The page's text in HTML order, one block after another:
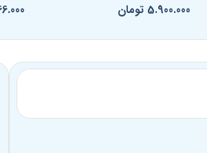
5.900.000 تومان